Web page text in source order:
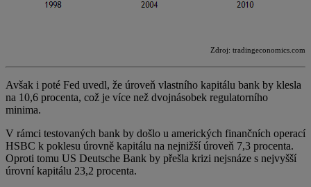
Zdroj: tradingeconomics.com
Avšak i poté Fed uvedl, že úroveň vlastního kapitálu bank by klesla
na 10,6 procenta, což je více než dvojnásobek regulatorního
minima.
V rámci testovaných bank by došlo u amerických finančních operací
HSBC k poklesu úrovně kapitálu na nejnižší úroveň 7,3 procenta.
Oproti tomu US Deutsche Bank by přešla krizi nejsnáze s nejvyšší
úrovní kapitálu 23,2 procenta.